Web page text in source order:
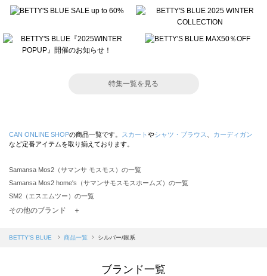
特集一覧を見る
CAN ONLINE SHOPの商品一覧です。 スカート やシャツ・ブラウス
カーディガン
など定番アイテムを取り揃えております。
Samansa Mos2（サマンサ モスモス）の一覧
Samansa Mos2 home's（サマンサモスモスホームズ）の一覧
SM2（エスエムツー）の一覧
TSUHARU by Samansa Mos2（ツハルバイサマンサモスモス）の一覧
Samansa Mos2 blue（サマンサモスモス ブルー）の一覧
その他のブランド ＋
BETTY'S BLUE 商品一覧 シルバー/銀系
ブランド一覧